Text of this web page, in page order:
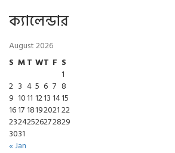
ক্যালেন্ডার
August 2026
S MT WT F S
1
2 3 4 5 6 7 8
9 1011 12131415
16171819202122
23242526272829
3031
« Jan